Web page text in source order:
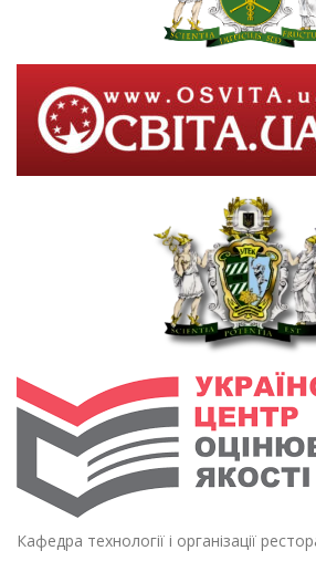
Кафедра технології і організації